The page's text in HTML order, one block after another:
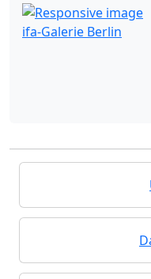
ifa-Galerie Berlin